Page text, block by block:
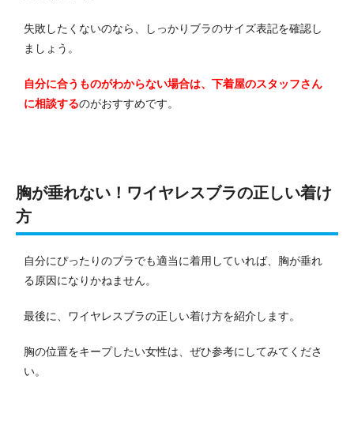
失敗したくないのなら、しっかりブラのサイズ表記を確認し
ましょう。
自分に合うものがわからない場合は、下着屋のスタッフさん
に相談するのがおすすめです。
胸が垂れない！ワイヤレスブラの正しい着け
方
自分にぴったりのブラでも適当に着用していれば、胸が垂れ
る原因になりかねません。
最後に、ワイヤレスブラの正しい着け方を紹介します。
胸の位置をキープしたい女性は、ぜひ参考にしてみてくださ
い。